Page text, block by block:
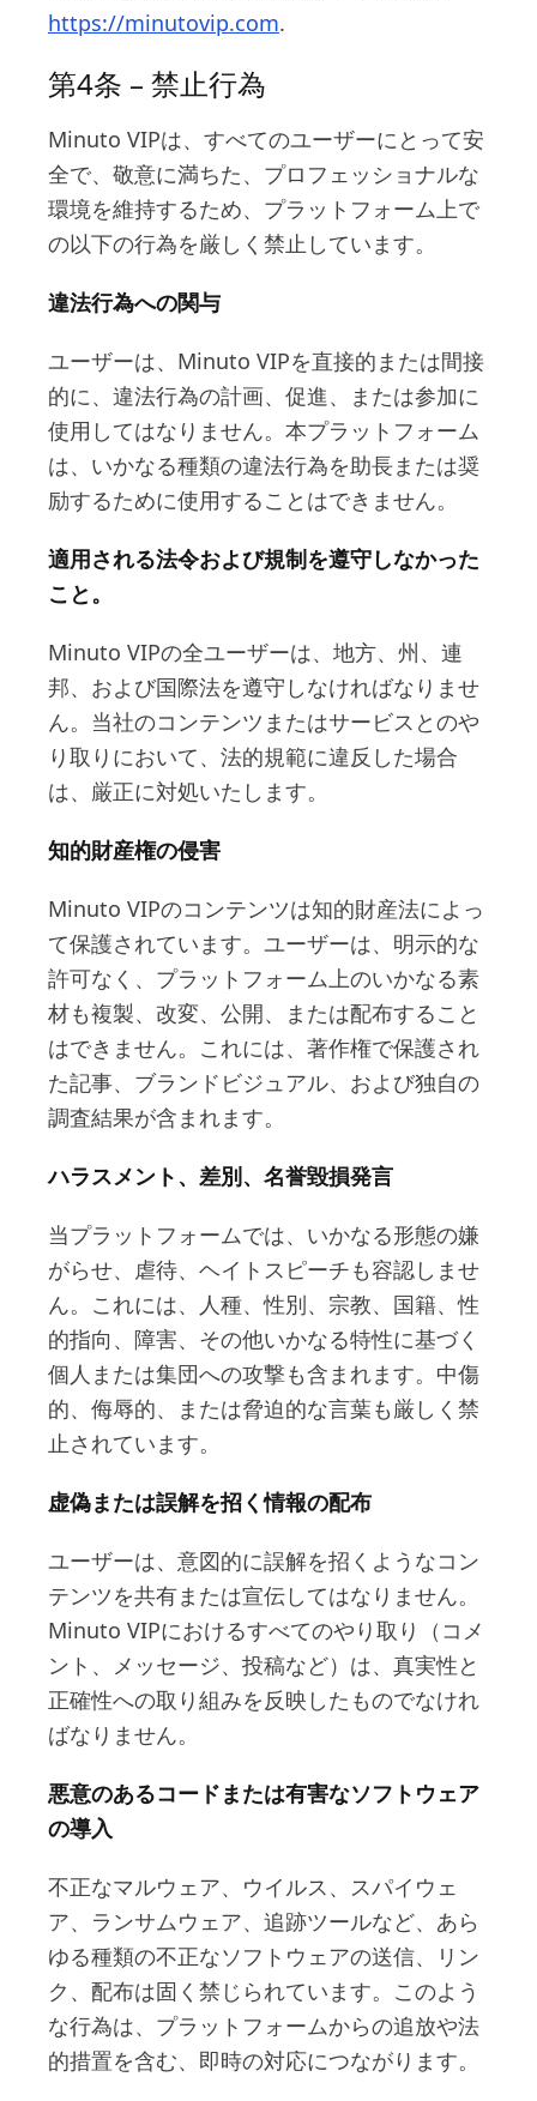
https://minutovip.com.
第4条 – 禁止行為
Minuto VIPは、すべてのユーザーにとって安
全で、敬意に満ちた、プロフェッショナルな
環境を維持するため、プラットフォーム上で
の以下の行為を厳しく禁止しています。
違法行為への関与
ユーザーは、Minuto VIPを直接的または間接
的に、違法行為の計画、促進、または参加に
使用してはなりません。本プラットフォーム
は、いかなる種類の違法行為を助長または奨
励するために使用することはできません。
適用される法令および規制を遵守しなかった
こと。
Minuto VIPの全ユーザーは、地方、州、連
邦、および国際法を遵守しなければなりませ
ん。当社のコンテンツまたはサービスとのや
り取りにおいて、法的規範に違反した場合
は、厳正に対処いたします。
知的財産権の侵害
Minuto VIPのコンテンツは知的財産法によっ
て保護されています。ユーザーは、明示的な
許可なく、プラットフォーム上のいかなる素
材も複製、改変、公開、または配布すること
はできません。これには、著作権で保護され
た記事、ブランドビジュアル、および独自の
調査結果が含まれます。
ハラスメント、差別、名誉毀損発言
当プラットフォームでは、いかなる形態の嫌
がらせ、虐待、ヘイトスピーチも容認しませ
ん。これには、人種、性別、宗教、国籍、性
的指向、障害、その他いかなる特性に基づく
個人または集団への攻撃も含まれます。中傷
的、侮辱的、または脅迫的な言葉も厳しく禁
止されています。
虚偽または誤解を招く情報の配布
ユーザーは、意図的に誤解を招くようなコン
テンツを共有または宣伝してはなりません。
Minuto VIPにおけるすべてのやり取り（コメ
ント、メッセージ、投稿など）は、真実性と
正確性への取り組みを反映したものでなけれ
ばなりません。
悪意のあるコードまたは有害なソフトウェア
の導入
不正なマルウェア、ウイルス、スパイウェ
ア、ランサムウェア、追跡ツールなど、あら
ゆる種類の不正なソフトウェアの送信、リン
ク、配布は固く禁じられています。このよう
な行為は、プラットフォームからの追放や法
的措置を含む、即時の対応につながります。